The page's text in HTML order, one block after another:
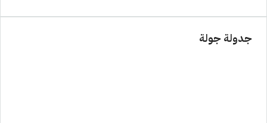
جدولة جولة